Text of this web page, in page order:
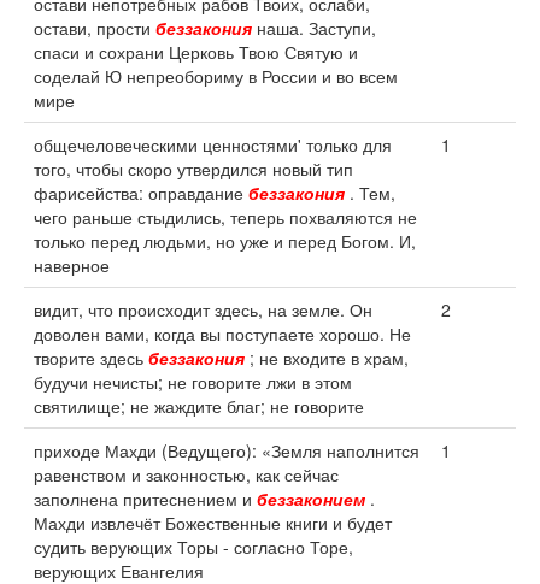
остави, прости беззакония наша. Заступи,
спаси и сохрани Церковь Твою Святую и
соделай Ю непреобориму в России и во всем
мире
общечеловеческими ценностями' только для
того, чтобы скоро утвердился новый тип
фарисейства: оправдание беззакония . Тем,
чего раньше стыдились, теперь похваляются не
только перед людьми, но уже и перед Богом. И,
наверное
1
видит, что происходит здесь, на земле. Он
доволен вами, когда вы поступаете хорошо. Не
творите здесь беззакония ; не входите в храм,
будучи нечисты; не говорите лжи в этом
святилище; не жаждите благ; не говорите
2
приходе Махди (Ведущего): «Земля наполнится
равенством и законностью, как сейчас
заполнена притеснением и беззаконием .
Махди извлечёт Божественные книги и будет
судить верующих Торы - согласно Торе,
верующих Евангелия
1